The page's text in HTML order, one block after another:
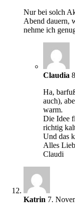
Nur bei solch
Abend dauern,
nehme ich
Claudia
Ha,
auch),
warm.
Die Idee
richtig
Und das
Alles
Claudi
Katrin 7.